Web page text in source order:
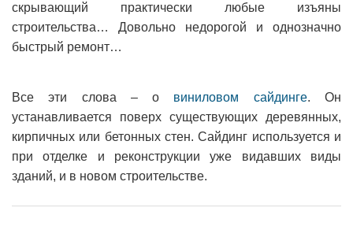
скрывающий практически любые изъяны
строительства… Довольно недорогой и однозначно
быстрый ремонт…
Все эти слова – о виниловом сайдинге. Он
устанавливается поверх существующих деревянных,
кирпичных или бетонных стен. Сайдинг используется и
при отделке и реконструкции уже видавших виды
зданий, и в новом строительстве.